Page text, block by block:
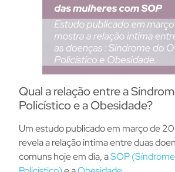
Qual a relação entre a
Policístico e a Obesidade?
Um estudo publicado em março de
revela a relação intima entre duas
comuns hoje em dia, aSOP